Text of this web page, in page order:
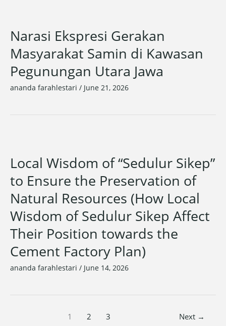
Narasi Ekspresi Gerakan
Masyarakat Samin di Kawasan
Pegunungan Utara Jawa
ananda farahlestari / June 21, 2026
Local Wisdom of “Sedulur Sikep”
to Ensure the Preservation of
Natural Resources (How Local
Wisdom of Sedulur Sikep Affect
Their Position towards the
Cement Factory Plan)
ananda farahlestari / June 14, 2026
1 2 3 Next →